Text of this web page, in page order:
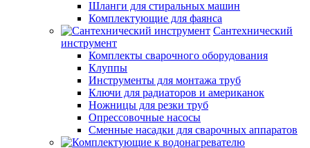
Шланги для стиральных машин
Комплектующие для фаянса
Сантехнический
инструмент
Комплекты сварочного оборудования
Клуппы
Инструменты для монтажа труб
Ключи для радиаторов и американок
Ножницы для резки труб
Опрессовочные насосы
Сменные насадки для сварочных аппаратов